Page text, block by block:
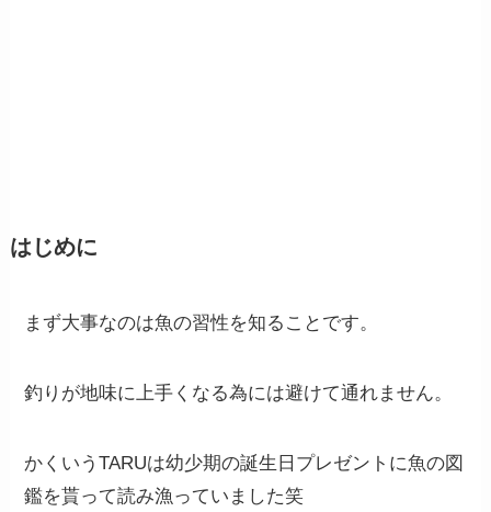
はじめに
まず大事なのは魚の習性を知ることです。
釣りが地味に上手くなる為には避けて通れません。
かくいうTARUは幼少期の誕生日プレゼントに魚の図
鑑を貰って読み漁っていました笑